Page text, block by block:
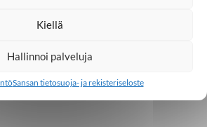
Kiellä
Hallinnoi palveluja
Sansan tietosuoja- ja rekisteriseloste